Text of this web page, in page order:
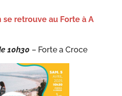
retrouve au Forte à A
10h30 – Forte a Croce